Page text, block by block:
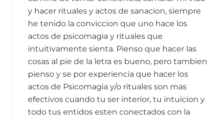
y hacer rituales y actos de sanacion, siempre
he tenido la conviccion que uno hace los
actos de psicomagia y rituales que
intuitivamente sienta. Pienso que hacer las
cosas al pie de la letra es bueno, pero tambien
pienso y se por experiencia que hacer los
actos de Psicomagia y/o rituales son mas
efectivos cuando tu ser interior, tu intuicion y
todo tus entidos esten conectados con la